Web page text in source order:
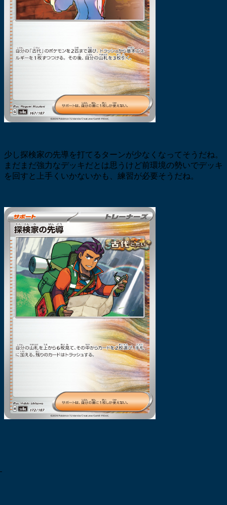
少し探検家の先導を打てるターンが少なくなってそうだね。
まだまだ強力なデッキだとは思うけど前環境の勢いでデッキ
を回すと上手くいかないかも、練習が必要そうだね。